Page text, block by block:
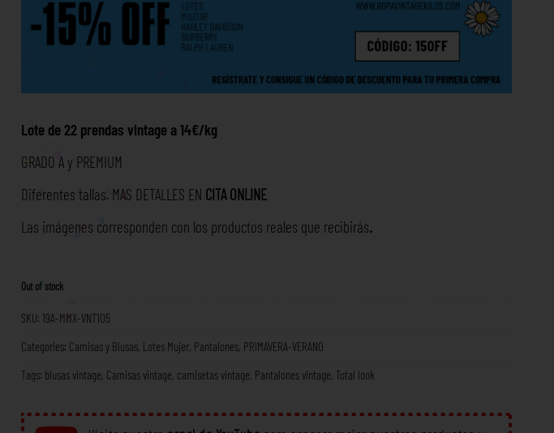
Lote de 22 prendas vintage a 14€/kg
GRADO A y PREMIUM
Diferentes tallas. MAS DETALLES EN CITA ONLINE
Las imágenes corresponden con los productos reales que recibirás.
Out of stock
SKU: 19A-MMX-VNT105
Categories: Camisas y Blusas, Lotes Mujer, Pantalones, PRIMAVERA-VERANO
Tags: blusas vintage, Camisas vintage, camisetas vintage, Pantalones vintage, Total look